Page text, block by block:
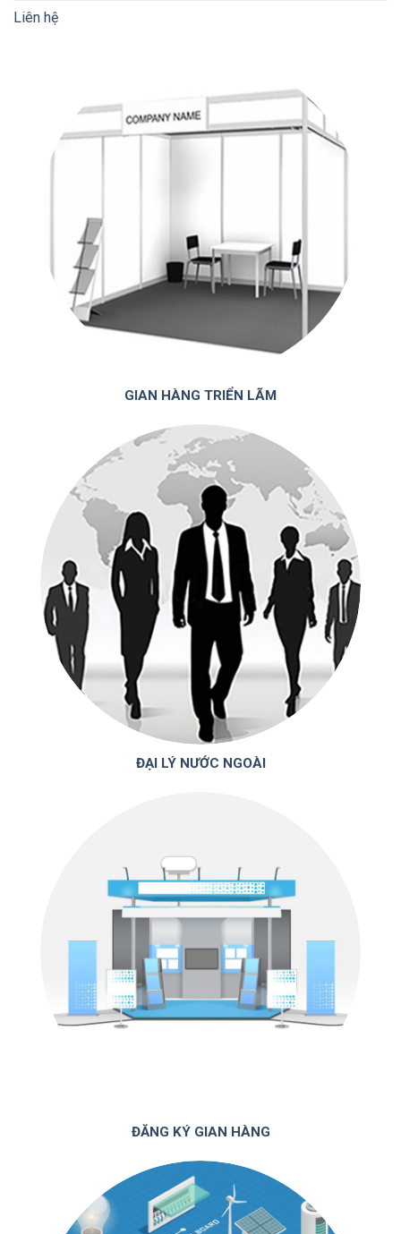
Liên hệ
GIAN HÀNG TRIỂN LÃM
ĐẠI LÝ NƯỚC NGOÀI
ĐĂNG KÝ GIAN HÀNG